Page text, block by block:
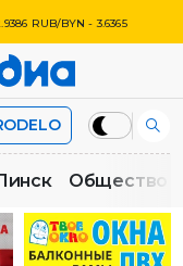
RUB/BYN - 3.6365
Общество